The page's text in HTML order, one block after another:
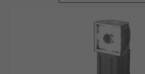
กล้องงูคืออะไร ?
กล้องงู หรือ Inspection Camera คือกล้
พื้นที่แคบประเภทหนึ่ง มีลักษณะเป็นกล้